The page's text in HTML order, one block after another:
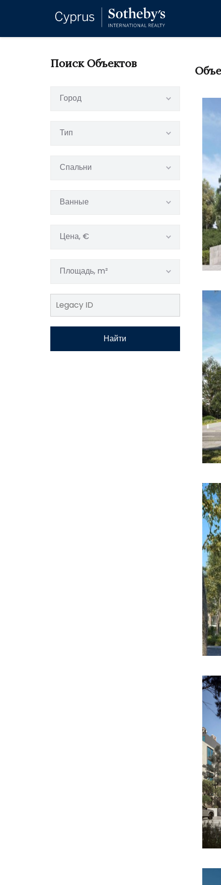
Поиск Объектов
Город
Тип
Спальни
Ванные
Цена, €
Площадь, m²
Найти